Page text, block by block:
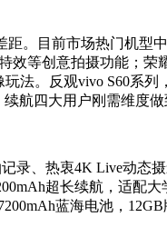
。目前市场热门机型
等创意拍摄功能；
。反观vivo S60系列
航四大用户刚需维度
、热衷4K Live动态
超长续航，适配
蓝海电池，